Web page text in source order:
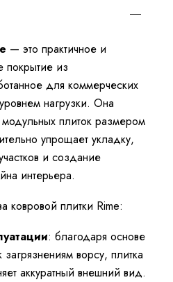
— это практичное и
покрытие из
для коммерческих
нагрузки. Она
модульных плиток размером
упрощает укладку,
и создание
интерьера.
ковровой плитки Rime:
: благодаря основе
ворсу, плитка
аккуратный внешний вид.